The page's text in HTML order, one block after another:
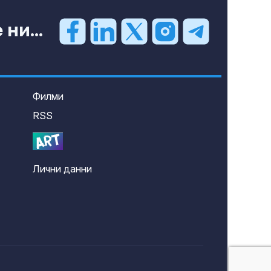
ни...
Филми
RSS
Лични данни